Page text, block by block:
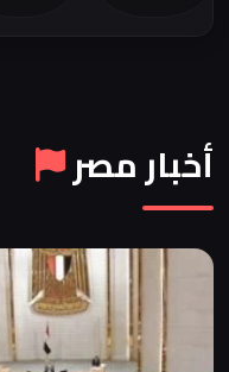
أخبار مصر